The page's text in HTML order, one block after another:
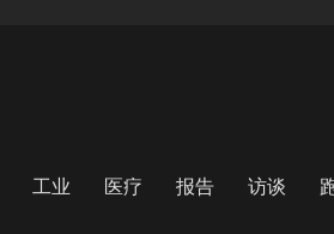
工业 医疗 报告 访谈